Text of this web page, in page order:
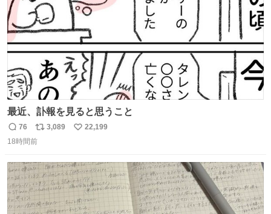
最近、訃報を見ると思うこと
返
信
76
リ
ポ
ト
数
3,089
い
数
22,199
18時間前